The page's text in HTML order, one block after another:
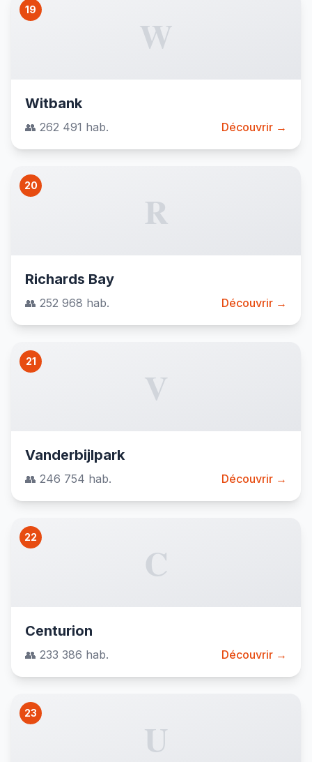
19
W
Witbank
👥 262 491 hab. Découvrir →
20
R
Richards Bay
👥 252 968 hab. Découvrir →
21
V
Vanderbijlpark
👥 246 754 hab. Découvrir →
22
C
Centurion
👥 233 386 hab. Découvrir →
23
U